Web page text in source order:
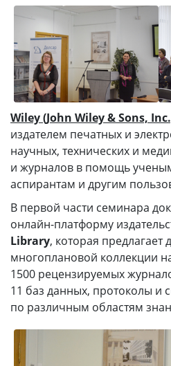
Wiley (John Wiley & Sons,
издателем печатных и
научных, технических и
и журналов в помощь
аспирантам и другим
В первой части семинара
онлайн-платформу
Library, которая
многоплановой коллекции
1500 рецензируемых
11 баз данных, протоколы и
по различным областям